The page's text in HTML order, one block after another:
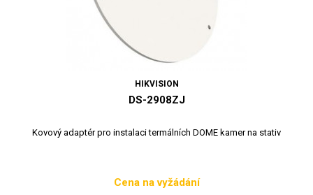
HIKVISION
DS-2908ZJ
Kovový adaptér pro instalaci termálních DOME kamer na stativ
Cena
Cena na vyžádání